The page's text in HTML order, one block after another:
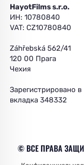
HayotFilms s.r.o.
ИН: 10780840
VAT: CZ10780840
Záhřebská 562/41
120 00 Прага
Чехия
Зарегистрировано
вкладка 348332
© ВСЕ ПРАВА